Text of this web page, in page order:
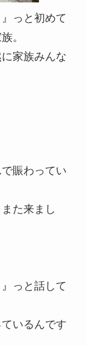
っと初めて
。
家族みんな
賑わってい
た来まし
っと話して
いるんです